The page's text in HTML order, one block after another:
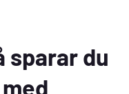
sparar du